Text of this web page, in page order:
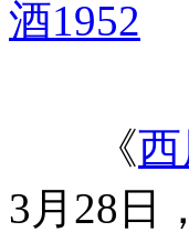
酒1952
《
3月28日